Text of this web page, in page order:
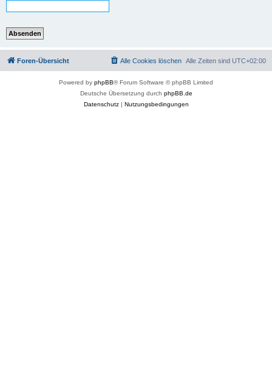
Foren-Übersicht Alle Zeiten sind UTC+02:00
Alle Cookies löschen
Powered by phpBB® Forum Software © phpBB Limited
Deutsche Übersetzung durch phpBB.de
Datenschutz| Nutzungsbedingungen